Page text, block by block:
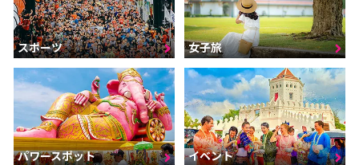
スポーツ 女子旅
パワースポット イベント